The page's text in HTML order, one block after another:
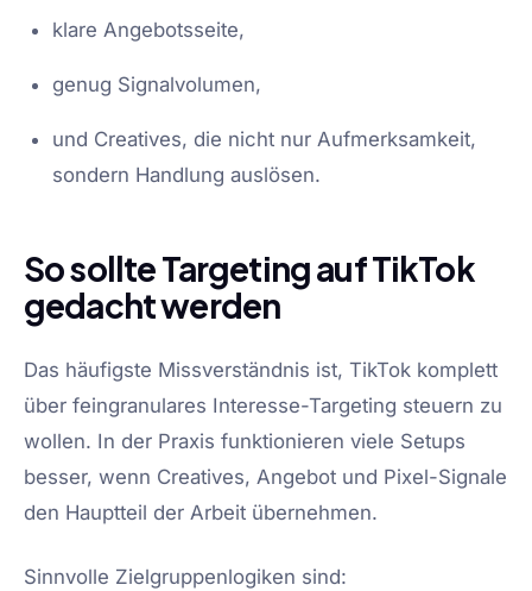
klare Angebotsseite,
genug Signalvolumen,
und Creatives, die nicht nur Aufmerksamkeit,
sondern Handlung auslösen.
So sollte Targeting auf TikTok
gedacht werden
Das häufigste Missverständnis ist, TikTok komplett
über feingranulares Interesse-Targeting steuern zu
wollen. In der Praxis funktionieren viele Setups
besser, wenn Creatives, Angebot und Pixel-Signale
den Hauptteil der Arbeit übernehmen.
Sinnvolle Zielgruppenlogiken sind: